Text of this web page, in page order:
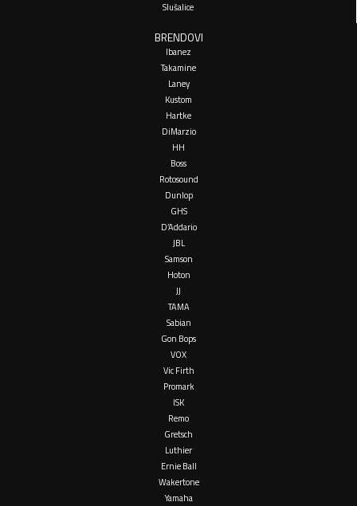
Slušalice
BRENDOVI
Ibanez
Takamine
Laney
Kustom
Hartke
DiMarzio
HH
Boss
Rotosound
Dunlop
GHS
D’Addario
JBL
Samson
Hoton
JJ
TAMA
Sabian
Gon Bops
VOX
Vic Firth
Promark
ISK
Remo
Gretsch
Luthier
Ernie Ball
Wakertone
Yamaha